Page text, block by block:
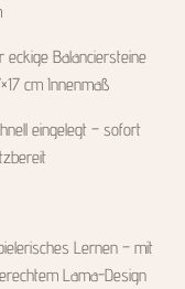
eckige Balanciersteine
cm Innenmaß
eingelegt – sofort
Lernen – mit
Lama-Design